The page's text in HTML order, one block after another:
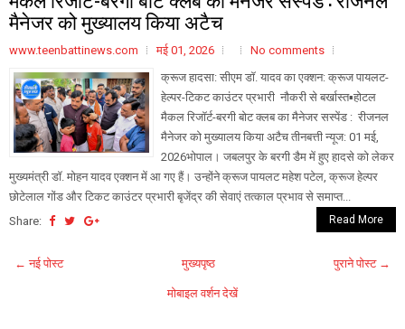
मैनेजर को मुख्यालय किया अटैच
www.teenbattinews.com मई 01, 2026
No comments
क्रूज हादसा: सीएम डॉ. यादव का एक्शन: क्रूज पायलट-
हेल्पर-टिकट काउंटर प्रभारी नौकरी से बर्खास्त▪️होटल
मैकल रिजॉर्ट-बरगी बोट क्लब का मैनेजर सस्पेंड : रीजनल
मैनेजर को मुख्यालय किया अटैच तीनबत्ती न्यूज: 01 मई,
2026भोपाल। जबलपुर के बरगी डैम में हुए हादसे को लेकर
मुख्यमंत्री डॉ. मोहन यादव एक्शन में आ गए हैं। उन्होंने क्रूज पायलट महेश पटेल, क्रूज हेल्पर
छोटेलाल गोंड और टिकट काउंटर प्रभारी बृजेंद्र की सेवाएं तत्काल प्रभाव से समाप्त...
Share:
Read More
← नई पोस्ट पुराने पोस्ट →
मुख्यपृष्ठ
मोबाइल वर्शन देखें